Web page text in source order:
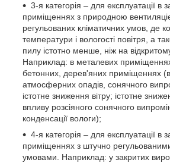
3-я категорія – для експлуатації в
приміщеннях з природною
регульованих кліматичних умов, де
температури і вологості повітря, а
пилу істотно менше, ніж на
Наприклад: в металевих
бетонних, дерев'яних приміщеннях
атмосферних опадів, сонячного
істотне зниження вітру; істотне
впливу розсіяного сонячного
конденсації вологи);
4-я категорія – для експлуатації в
приміщеннях з штучно
умовами. Наприклад: у закритих